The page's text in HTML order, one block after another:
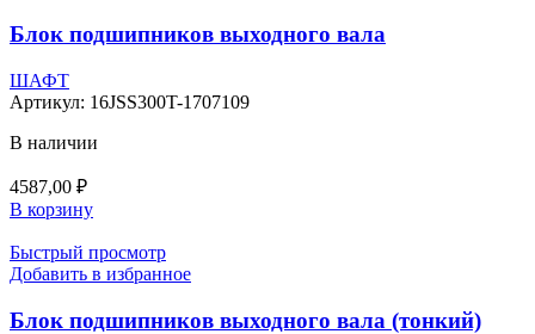
Блок подшипников выходного вала
ШАФТ
Артикул: 16JSS300T-1707109
В наличии
4587,00 ₽
В корзину
Быстрый просмотр
Добавить в избранное
Блок подшипников выходного вала (тонкий)